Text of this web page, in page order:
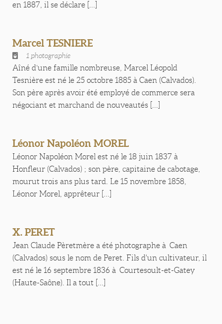
en 1887, il se déclare [...]
Marcel TESNIERE
1 photographie
Aîné d’une famille nombreuse, Marcel Léopold
Tesnière est né le 25 octobre 1885 à Caen (Calvados).
Son père après avoir été employé de commerce sera
négociant et marchand de nouveautés [...]
Léonor Napoléon MOREL
Léonor Napoléon Morel est né le 18 juin 1837 à
Honfleur (Calvados) ; son père, capitaine de cabotage,
mourut trois ans plus tard. Le 15 novembre 1858,
Léonor Morel, apprêteur [...]
X. PERET
Jean Claude Pèretmère a été photographe à Caen
(Calvados) sous le nom de Peret. Fils d'un cultivateur, il
est né le 16 septembre 1836 à Courtesoult-et-Gatey
(Haute-Saône). Il a tout [...]